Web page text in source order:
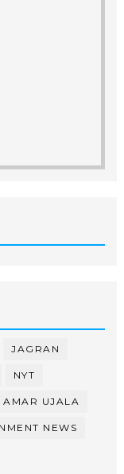
JAGRAN
NYT
AMAR UJALA
NEWS